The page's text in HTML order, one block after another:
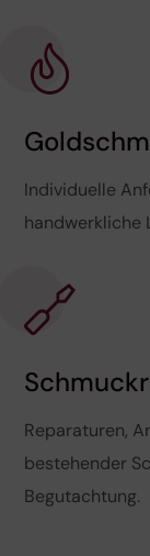
Individuelle
handwerkliche
Reparaturen,
bestehender
Begutachtung.